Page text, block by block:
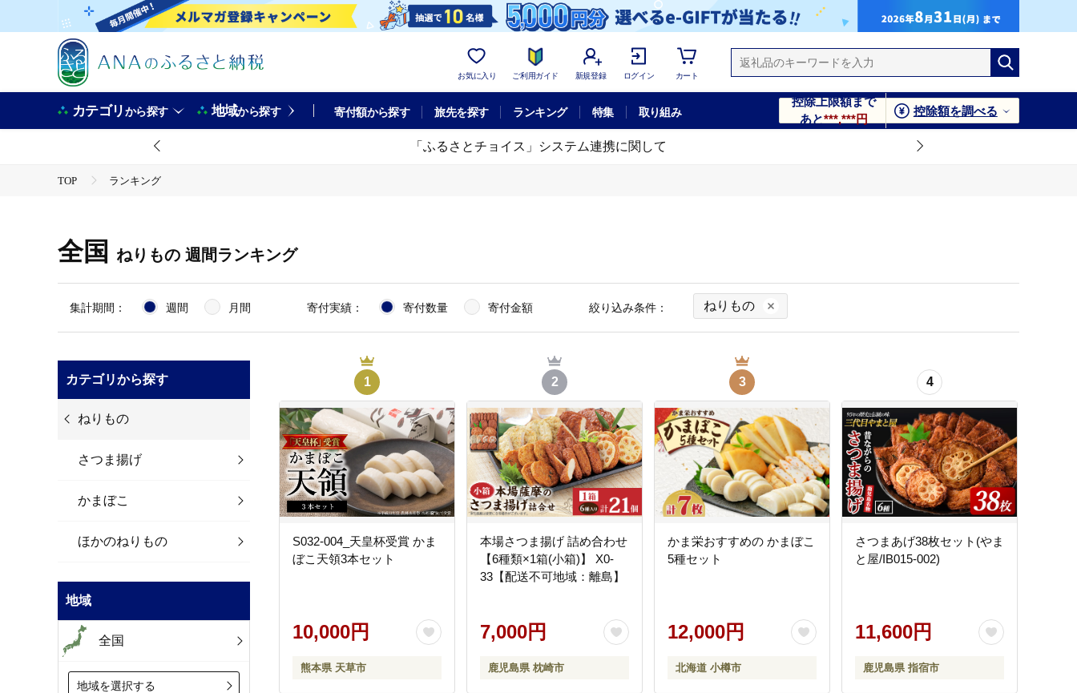
お気に入り ご利用ガイド 新規登録 ログイン カート
カテゴリから探す 地域から探す 寄付額から探す 旅先を探す ランキング 特集 取り組み
控除上限額まで
あと***,***円
控除額を調べる
「ふるさとチョイス」システム連携に関して
TOP ランキング
全国 ねりもの 週間ランキング
集計期間： 週間 月間 寄付実績： 寄付数量 寄付金額 絞り込み条件： ねりもの
カテゴリから探す
ねりもの
さつま揚げ
かまぼこ
ほかのねりもの
地域
全国
地域を選択する
1
S032-004_天皇杯受賞 かま
ぼこ天領3本セット
10,000円
熊本県 天草市
2
本場さつま揚げ 詰め合わせ
【6種類×1箱(小箱)】 X0-
33【配送不可地域：離島】
7,000円
鹿児島県 枕崎市
3
かま栄おすすめの かまぼこ
5種セット
12,000円
北海道 小樽市
4
さつまあげ38枚セット(やま
と屋/IB015-002)
11,600円
鹿児島県 指宿市